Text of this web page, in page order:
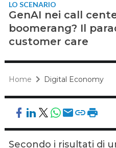
LO SCENARIO
GenAI nei call
boomerang? Il
customer care
Home Digital Economy
Secondo i risultati di